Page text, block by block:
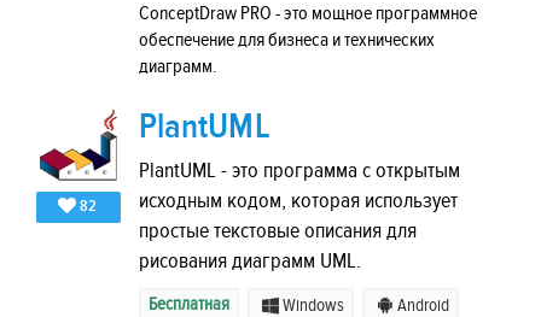
ConceptDraw PRO - это мощное программное
обеспечение для бизнеса и технических
диаграмм.
82
PlantUML
PlantUML - это программа с открытым
исходным кодом, которая использует
простые текстовые описания для
рисования диаграмм UML.
Бесплатная Windows Android